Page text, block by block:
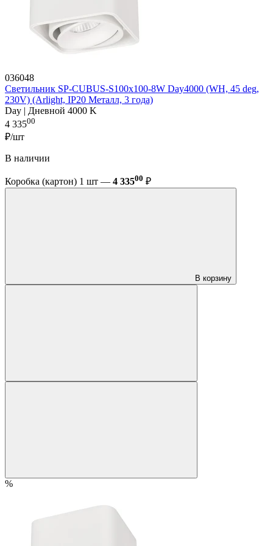
036048
Светильник SP-CUBUS-S100x100-8W Day4000 (WH, 45 deg,
230V) (Arlight, IP20 Металл, 3 года)
Day | Дневной 4000 K
4 33500
₽/шт
В наличии
Коробка (картон) 1 шт — 4 33500 ₽
В корзину
%